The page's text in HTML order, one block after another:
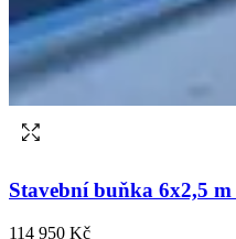
Stavební buňka 6x2,5
114 950 Kč